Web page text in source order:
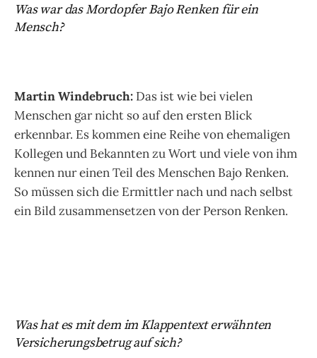
Was war das Mordopfer Bajo Renken für ein
Mensch?
Martin Windebruch: Das ist wie bei vielen
Menschen gar nicht so auf den ersten Blick
erkennbar. Es kommen eine Reihe von ehemaligen
Kollegen und Bekannten zu Wort und viele von ihm
kennen nur einen Teil des Menschen Bajo Renken.
So müssen sich die Ermittler nach und nach selbst
ein Bild zusammensetzen von der Person Renken.
Was hat es mit dem im Klappentext erwähnten
Versicherungsbetrug auf sich?